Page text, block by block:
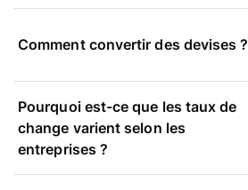
Comment convertir des devises ?
Pourquoi est-ce que les taux de
change varient selon les
entreprises ?